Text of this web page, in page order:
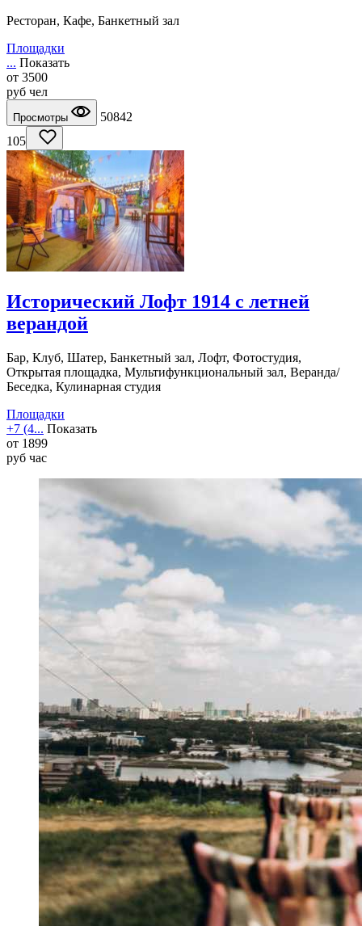
Ресторан, Кафе, Банкетный зал
Площадки
... Показать
от 3500
руб чел
Просмотры
50842
105
Исторический Лофт 1914 с летней
верандой
Бар, Клуб, Шатер, Банкетный зал, Лофт, Фотостудия,
Открытая площадка, Мультифункциональный зал, Веранда/
Беседка, Кулинарная студия
Площадки
+7 (4... Показать
от 1899
руб час